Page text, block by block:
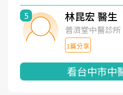
5 林昆宏 醫生
普濟堂中醫診所
1篇分享
看台中市中